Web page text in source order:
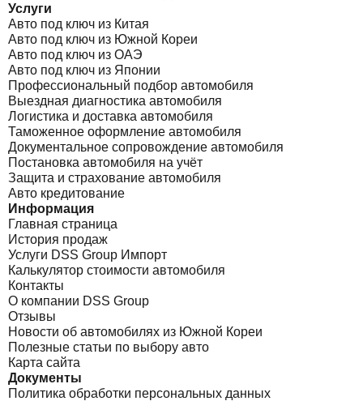
Услуги
Авто под ключ из Китая
Авто под ключ из Южной Кореи
Авто под ключ из ОАЭ
Авто под ключ из Японии
Профессиональный подбор автомобиля
Выездная диагностика автомобиля
Логистика и доставка автомобиля
Таможенное оформление автомобиля
Документальное сопровождение автомобиля
Постановка автомобиля на учёт
Защита и страхование автомобиля
Авто кредитование
Информация
Главная страница
История продаж
Услуги DSS Group Импорт
Калькулятор стоимости автомобиля
Контакты
О компании DSS Group
Отзывы
Новости об автомобилях из Южной Кореи
Полезные статьи по выбору авто
Карта сайта
Документы
Политика обработки персональных данных